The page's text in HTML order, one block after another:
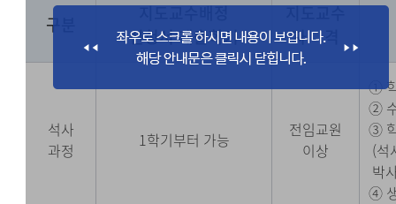
구분
지도교수배정
신청서 제출학기
지도교수
자 격
석사
과정
1학기부터 가능
전임교원
이상
①
②
③
(석
박
④